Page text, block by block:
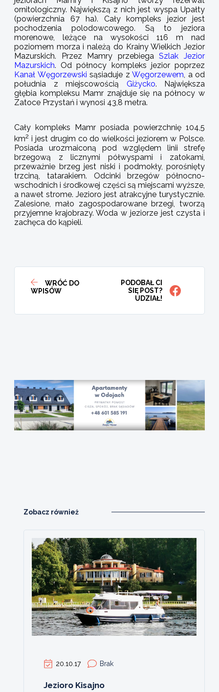
ornitologiczny. Największą z nich jest wyspa Upałty
(powierzchnia 67 ha). Cały kompleks jezior jest
pochodzenia polodowcowego. Są to jeziora
morenowe, leżące na wysokości 116 m nad
poziomem morza i należą do Krainy Wielkich Jezior
Mazurskich. Przez Mamry przebiegaSzlak Jezior
Mazurskich. Od północy kompleks jezior poprzez
Kanał Węgorzewski sąsiaduje z Węgorzewem, a od
południa z miejscowością Giżycko. Największa
głębia kompleksu Mamr znajduje się na północy w
Zatoce Przystań i wynosi 43,8 metra.
Cały kompleks Mamr posiada powierzchnię 104,5
km2 i jest drugim co do wielkości jeziorem w Polsce.
Posiada urozmaiconą pod względem linii strefę
brzegową z licznymi półwyspami i zatokami,
przeważnie brzeg jest niski i podmokły, porośnięty
trzciną, tatarakiem. Odcinki brzegów północno-
wschodnich i środkowej części są miejscami wyższe,
a nawet strome. Jezioro jest atrakcyjne turystycznie.
Zalesione, mało zagospodarowane brzegi, tworzą
przyjemne krajobrazy. Woda w jeziorze jest czysta i
zachęca do kąpieli.
WRÓĆ DO
WPISÓW
PODOBAŁ CI
SIĘ POST?
UDZIAŁ!
Zobacz również
20.10.17 Brak
Jezioro Kisajno